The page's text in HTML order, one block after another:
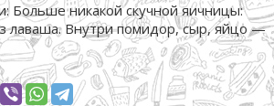
Больше никакой скучной яичницы:
лаваша. Внутри помидор, сыр, яйцо —